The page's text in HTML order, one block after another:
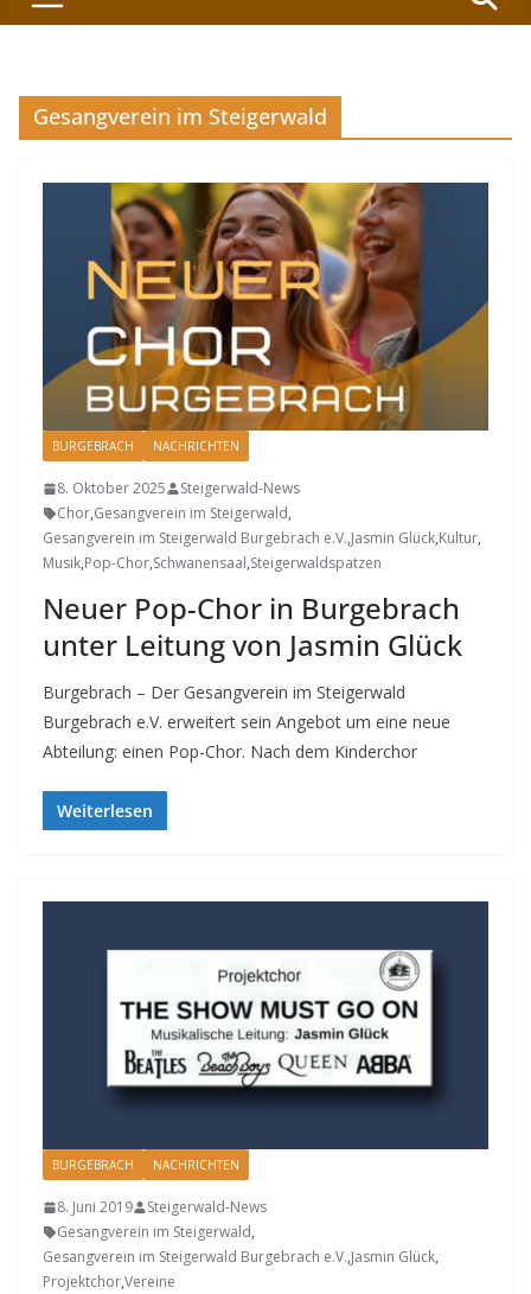
Gesangverein im Steigerwald
BURGEBRACH NACHRICHTEN
8. Oktober 2025
Steigerwald-News
Chor,Gesangverein im Steigerwald,
Gesangverein im Steigerwald Burgebrach e.V.,Jasmin Glück,Kultur,
Musik,Pop-Chor,Schwanensaal,Steigerwaldspatzen
Neuer Pop-Chor in Burgebrach
unter Leitung von Jasmin Glück
Burgebrach – Der Gesangverein im Steigerwald
Burgebrach e.V. erweitert sein Angebot um eine neue
Abteilung: einen Pop-Chor. Nach dem Kinderchor
Weiterlesen
BURGEBRACH NACHRICHTEN
8. Juni 2019
Steigerwald-News
Gesangverein im Steigerwald,
Gesangverein im Steigerwald Burgebrach e.V.,Jasmin Glück,
Projektchor,Vereine